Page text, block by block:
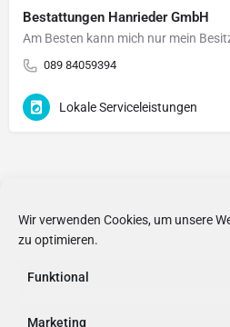
Wir verwenden Cookies, um unsere
zu optimieren.
Funktional
Marketing
Bestattungen Hanrieder GmbH
Am Besten kann mich nur mein
089 84059394
Lokale Serviceleistungen